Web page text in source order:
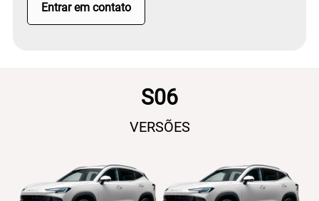
Entrar em contato
S06
VERSÕES